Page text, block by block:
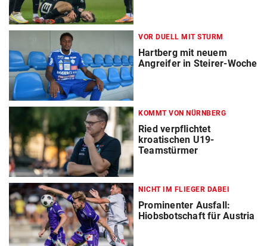
VOR DUELL MIT STURM
Hartberg mit neuem
Angreifer in Steirer-Woche
KOMMT VON NÜRNBERG
Ried verpflichtet
kroatischen U19-
Teamstürmer
NICHT IM FLIEGER DABEI
Prominenter Ausfall:
Hiobsbotschaft für Austria